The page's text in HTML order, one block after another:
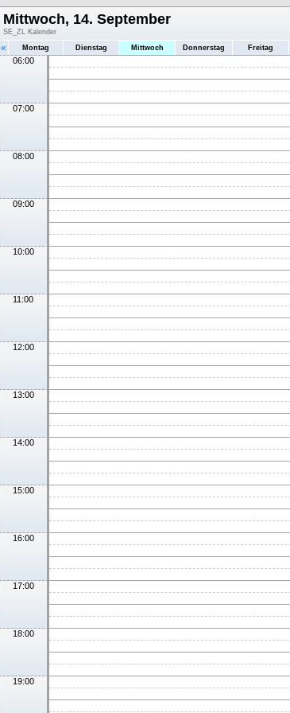
Mittwoch, 14. September
SE_ZL Kalender
« Montag Dienstag Mittwoch Donnerstag Freitag
06:00
07:00
08:00
09:00
10:00
11:00
12:00
13:00
14:00
15:00
16:00
17:00
18:00
19:00